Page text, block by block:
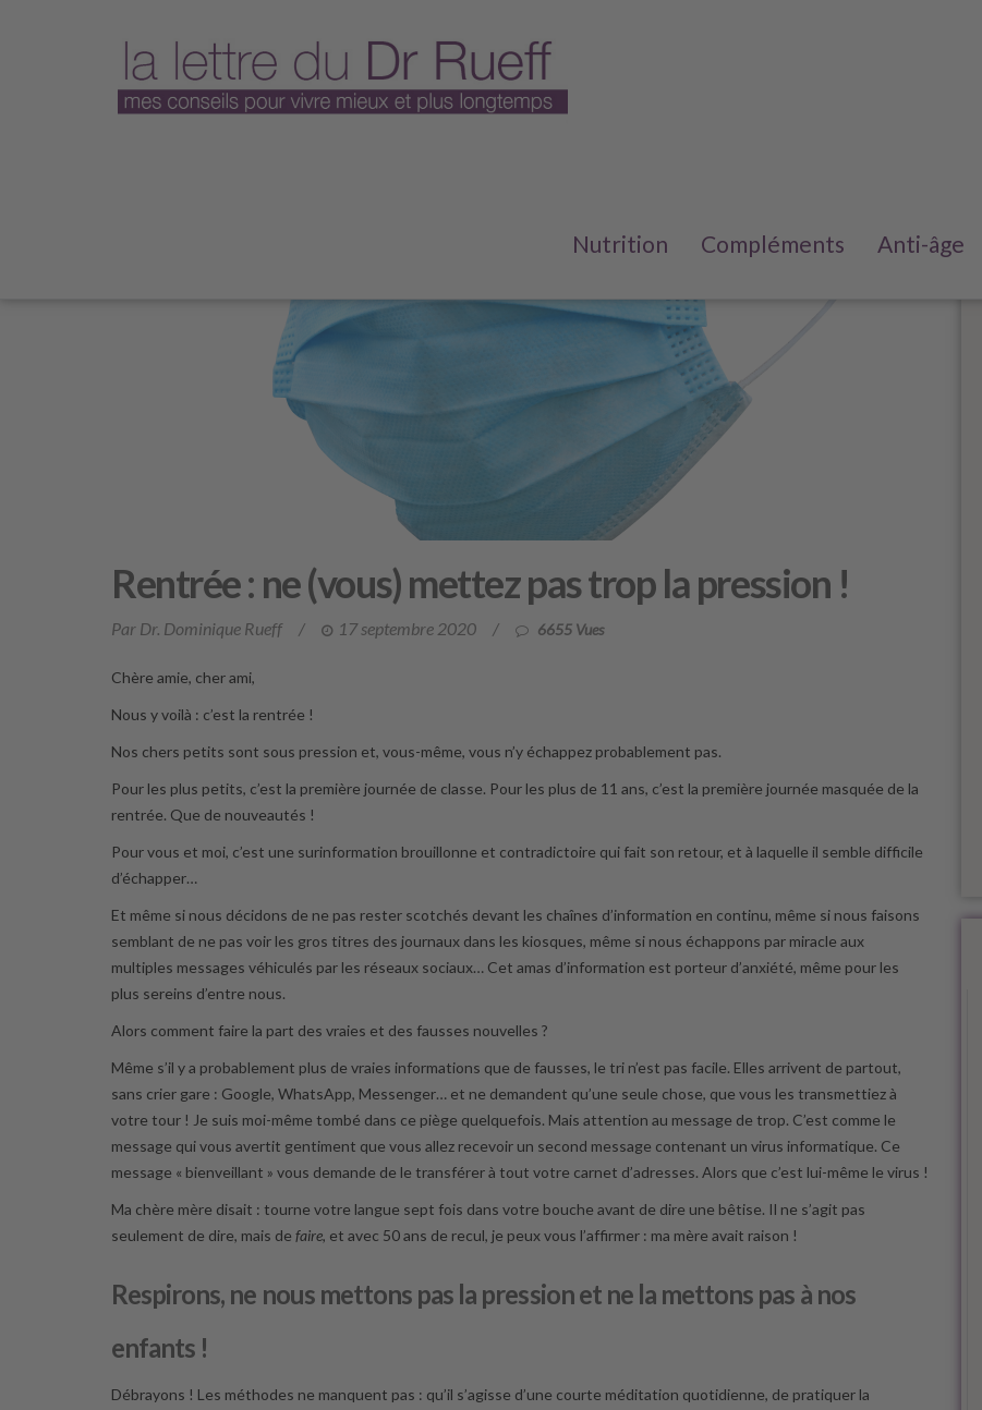
Nutrition Compléments Anti-âge
Rentrée : ne (vous) mettez pas trop la pression !
Par Dr. Dominique Rueff / 17 septembre 2020 / 6655 Vues
Chère amie, cher ami,
Nous y voilà : c’est la rentrée !
Nos chers petits sont sous pression et, vous-même, vous n’y échappez probablement pas.
Pour les plus petits, c’est la première journée de classe. Pour les plus de 11 ans, c’est la première journée masquée de la
rentrée. Que de nouveautés !
Pour vous et moi, c’est une surinformation brouillonne et contradictoire qui fait son retour, et à laquelle il semble difficile
d’échapper…
Et même si nous décidons de ne pas rester scotchés devant les chaînes d’information en continu, même si nous faisons
semblant de ne pas voir les gros titres des journaux dans les kiosques, même si nous échappons par miracle aux
multiples messages véhiculés par les réseaux sociaux… Cet amas d’information est porteur d’anxiété, même pour les
plus sereins d’entre nous.
Alors comment faire la part des vraies et des fausses nouvelles ?
Même s’il y a probablement plus de vraies informations que de fausses, le tri n’est pas facile. Elles arrivent de partout,
sans crier gare : Google, WhatsApp, Messenger… et ne demandent qu’une seule chose, que vous les transmettiez à
votre tour ! Je suis moi-même tombé dans ce piège quelquefois. Mais attention au message de trop. C’est comme le
message qui vous avertit gentiment que vous allez recevoir un second message contenant un virus informatique. Ce
message « bienveillant » vous demande de le transférer à tout votre carnet d’adresses. Alors que c’est lui-même le virus !
Ma chère mère disait : tourne votre langue sept fois dans votre bouche avant de dire une bêtise. Il ne s’agit pas
seulement de dire, mais de faire, et avec 50 ans de recul, je peux vous l’affirmer : ma mère avait raison !
Respirons, ne nous mettons pas la pression et ne la mettons pas à nos
enfants !
Débrayons ! Les méthodes ne manquent pas : qu’il s’agisse d’une courte méditation quotidienne, de pratiquer la